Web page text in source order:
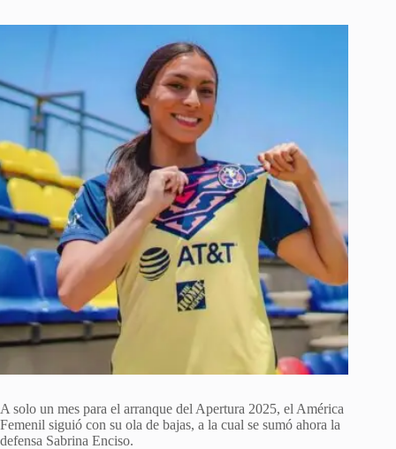
A solo un mes para el arranque del Apertura 2025, el América
Femenil siguió con su ola de bajas, a la cual se sumó ahora la
defensa Sabrina Enciso.